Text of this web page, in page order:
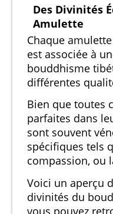
Des Divinités
Amulette
Chaque
est associée à
bouddhisme
différentes
Bien que toutes
parfaites dans
sont souvent
spécifiques tels
compassion, ou
Voici un aperçu
divinités du
vous pouvez